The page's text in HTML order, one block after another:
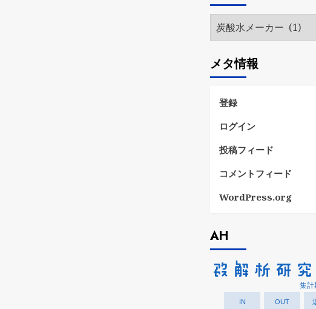
ブ
カ
テ
リ
ー
メタ情報
登録
ログイン
投稿フィード
コメントフィード
WordPress.org
AH